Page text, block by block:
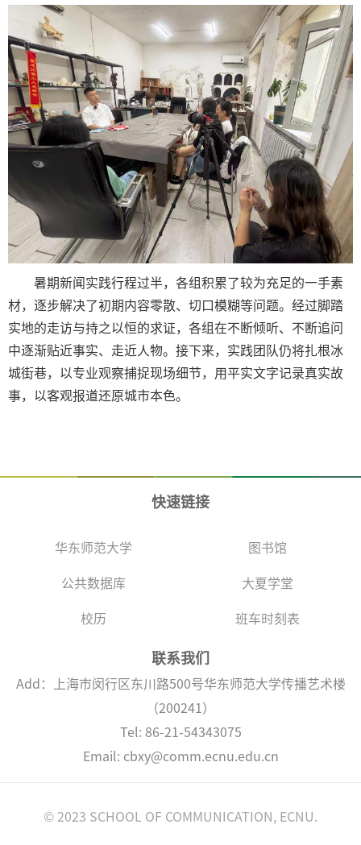
暑期新闻实践行程过半，各组积累了较为充足的一手素
材，逐步解决了初期内容零散、切口模糊等问题。经过脚踏
实地的走访与持之以恒的求证，各组在不断倾听、不断追问
中逐渐贴近事实、走近人物。接下来，实践团队仍将扎根冰
城街巷，以专业观察捕捉现场细节，用平实文字记录真实故
事，以客观报道还原城市本色。
快速链接
华东师范大学 图书馆
公共数据库 大夏学堂
校历 班车时刻表
联系我们
Add：上海市闵行区东川路500号华东师范大学传播艺术楼
（200241）
Tel: 86-21-54343075
Email: cbxy@comm.ecnu.edu.cn
© 2023 SCHOOL OF COMMUNICATION, ECNU.